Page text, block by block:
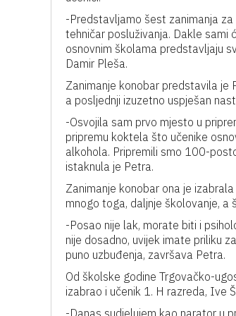
-Predstavljamo šest zanimanja za
tehničar posluživanja. Dakle sami
osnovnim školama predstavljaju
Damir Pleša.
Zanimanje konobar predstavila je
a posljednji izuzetno uspješan
-Osvojila sam prvo mjesto u
pripremu koktela što učenike
alkohola. Pripremili smo 100-
istaknula je Petra.
Zanimanje konobar ona je
mnogo toga, daljnje školovanje, a
-Posao nije lak, morate biti i
nije dosadno, uvijek imate priliku
puno uzbuđenja, završava Petra.
Od školske godine Trgovačko-
izabrao i učenik 1. H razreda, Ive
-Danas sudjelujem kao narator u